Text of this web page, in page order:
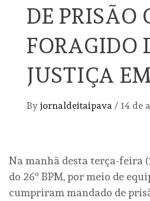
DE PRISÃO
FORAGIDO
JUSTIÇA
By jornaldeitaipava / 14 de
Na manhã desta terça-feira
do 26º BPM, por meio de
cumpriram mandado de